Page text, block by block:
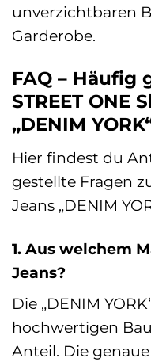
unverzichtbaren
Garderobe.
FAQ – Häufig
STREET ONE
„DENIM
Hier findest du
gestellte Fragen
Jeans „DENIM
1. Aus welchem
Jeans?
Die „DENIM
hochwertigen
Anteil. Die genaue